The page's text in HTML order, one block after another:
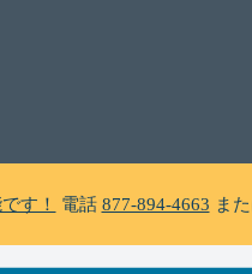
電話 877-894-4663または
and will never ask clients